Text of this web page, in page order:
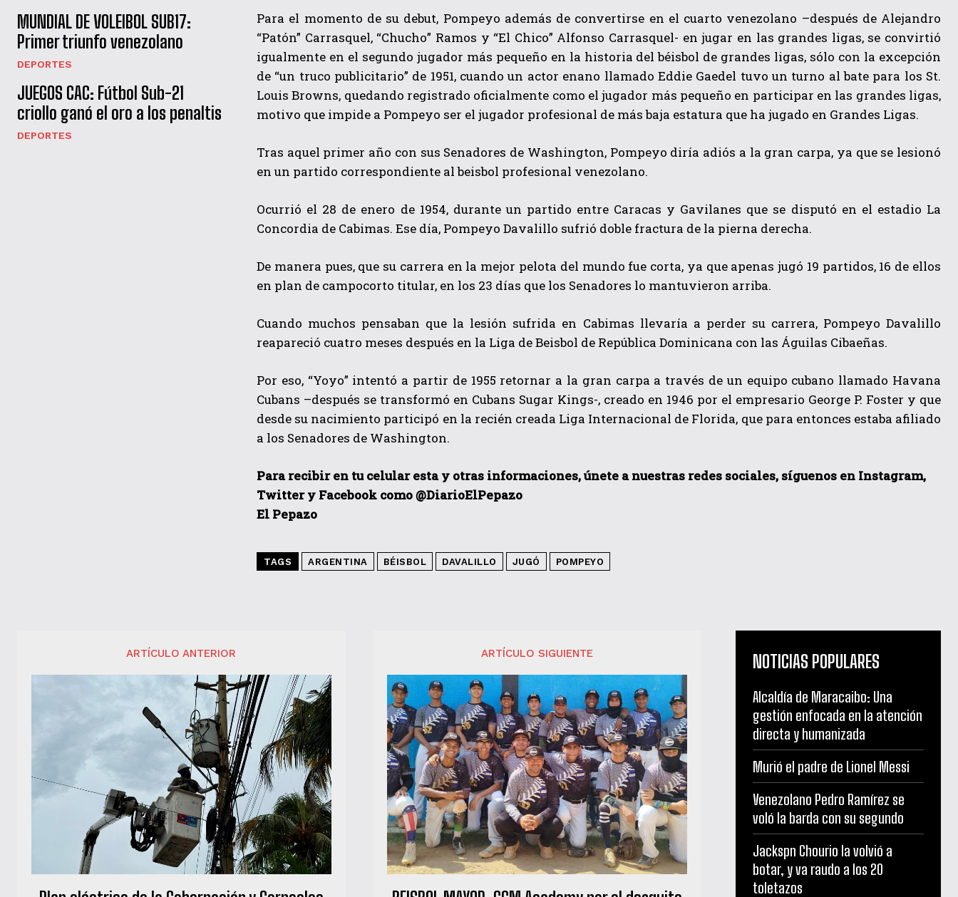
MUNDIAL DE VOLEIBOL SUB17:
Primer triunfo venezolano
DEPORTES
JUEGOS CAC: Fútbol Sub-21
criollo ganó el oro a los penaltis
DEPORTES
Para el momento de su debut, Pompeyo además de convertirse en el cuarto venezolano –después de Alejandro
“Patón” Carrasquel, “Chucho” Ramos y “El Chico” Alfonso Carrasquel- en jugar en las grandes ligas, se convirtió
igualmente en el segundo jugador más pequeño en la historia del béisbol de grandes ligas, sólo con la excepción
de “un truco publicitario” de 1951, cuando un actor enano llamado Eddie Gaedel tuvo un turno al bate para los St.
Louis Browns, quedando registrado oficialmente como el jugador más pequeño en participar en las grandes ligas,
motivo que impide a Pompeyo ser el jugador profesional de más baja estatura que ha jugado en Grandes Ligas.
Tras aquel primer año con sus Senadores de Washington, Pompeyo diría adiós a la gran carpa, ya que se lesionó
en un partido correspondiente al beisbol profesional venezolano.
Ocurrió el 28 de enero de 1954, durante un partido entre Caracas y Gavilanes que se disputó en el estadio La
Concordia de Cabimas. Ese día, Pompeyo Davalillo sufrió doble fractura de la pierna derecha.
De manera pues, que su carrera en la mejor pelota del mundo fue corta, ya que apenas jugó 19 partidos, 16 de ellos
en plan de campocorto titular, en los 23 días que los Senadores lo mantuvieron arriba.
Cuando muchos pensaban que la lesión sufrida en Cabimas llevaría a perder su carrera, Pompeyo Davalillo
reapareció cuatro meses después en la Liga de Beisbol de República Dominicana con las Águilas Cibaeñas.
Por eso, “Yoyo” intentó a partir de 1955 retornar a la gran carpa a través de un equipo cubano llamado Havana
Cubans –después se transformó en Cubans Sugar Kings-, creado en 1946 por el empresario George P. Foster y que
desde su nacimiento participó en la recién creada Liga Internacional de Florida, que para entonces estaba afiliado
a los Senadores de Washington.
Para recibir en tu celular esta y otras informaciones, únete a nuestras redes sociales, síguenos en Instagram,
Twitter y Facebook como @DiarioElPepazo
El Pepazo
TAGS ARGENTINA BÉISBOL DAVALILLO JUGÓ POMPEYO
ARTÍCULO ANTERIOR ARTÍCULO SIGUIENTE NOTICIAS POPULARES
Alcaldía de Maracaibo: Una
gestión enfocada en la atención
directa y humanizada
Murió el padre de Lionel Messi
Venezolano Pedro Ramírez se
voló la barda con su segundo
Jackspn Chourio la volvió a
botar, y va raudo a los 20
toletazos